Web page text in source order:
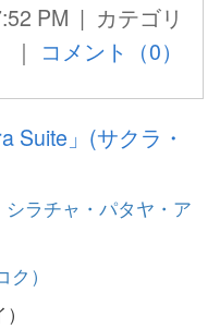
PM | カテゴリ
｜ コメント（0）
Suite」(サクラ・